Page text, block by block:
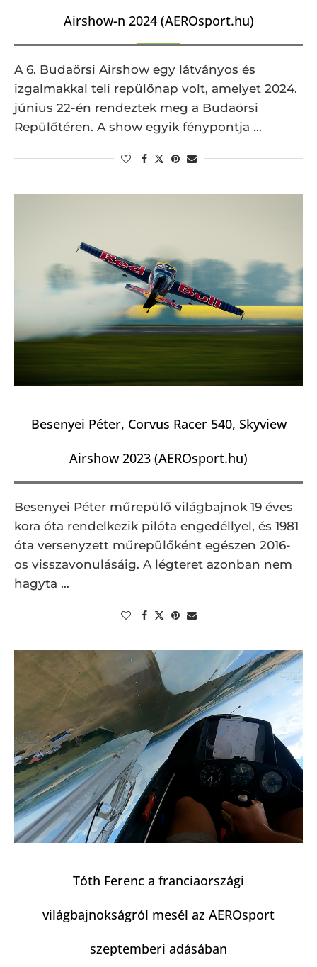
Airshow-n 2024 (AEROsport.hu)
A 6. Budaörsi Airshow egy látványos és
izgalmakkal teli repülőnap volt, amelyet 2024.
június 22-én rendeztek meg a Budaörsi
Repülőtéren. A show egyik fénypontja …
Besenyei Péter, Corvus Racer 540, Skyview
Airshow 2023 (AEROsport.hu)
Besenyei Péter műrepülő világbajnok 19 éves
kora óta rendelkezik pilóta engedéllyel, és 1981
óta versenyzett műrepülőként egészen 2016-
os visszavonulásáig. A légteret azonban nem
hagyta …
Tóth Ferenc a franciaországi
világbajnokságról mesél az AEROsport
szeptemberi adásában